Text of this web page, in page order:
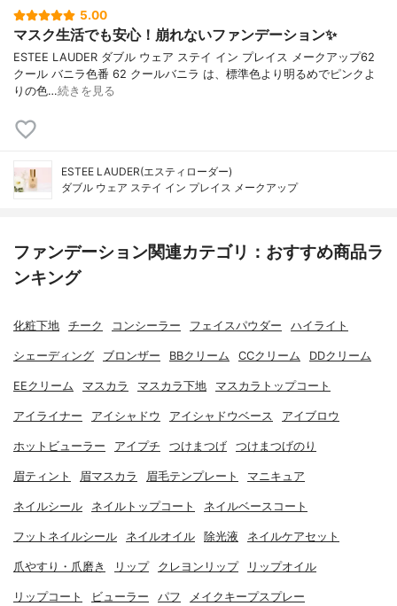
5.00
マスク生活でも安心！崩れないファンデーション✨
ESTEE LAUDER ダブル ウェア ステイ イン プレイス メークアップ62
クール バニラ色番 62 クールバニラ は、標準色より明るめでピンクよ
りの色…続きを見る
ESTEE LAUDER(エスティローダー)
ダブル ウェア ステイ イン プレイス メークアップ
ファンデーション関連カテゴリ：おすすめ商品ラ
ンキング
化粧下地 チーク コンシーラー フェイスパウダー ハイライト
シェーディング ブロンザー BBクリーム CCクリーム DDクリーム
EEクリーム マスカラ マスカラ下地 マスカラトップコート
アイライナー アイシャドウ アイシャドウベース アイブロウ
ホットビューラー アイプチ つけまつげ つけまつげのり
眉ティント 眉マスカラ 眉毛テンプレート マニキュア
ネイルシール ネイルトップコート ネイルベースコート
フットネイルシール ネイルオイル 除光液 ネイルケアセット
爪やすり・爪磨き リップ クレヨンリップ リップオイル
リップコート ビューラー パフ メイクキープスプレー